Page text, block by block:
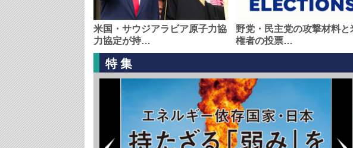
米国・サウジアラビア原子力協
力協定が持…
野党・民主党の攻撃材料と
権者の投票…
特集